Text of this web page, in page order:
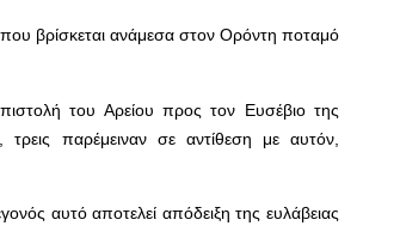
που βρίσκεται ανάμεσα στον Ορόντη ποταμό
του Αρείου προς τον Ευσέβιο της
παρέμειναν σε αντίθεση με αυτόν,
αυτό αποτελεί απόδειξη της ευλάβειας